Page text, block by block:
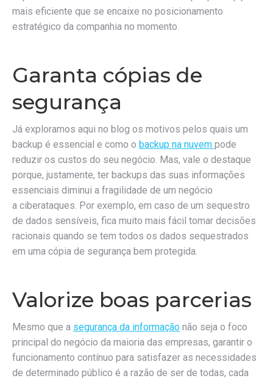
mais eficiente que se encaixe no posicionamento
estratégico da companhia no momento.
Garanta cópias de
segurança
Já exploramos aqui no blog os motivos pelos quais um
backup é essencial e como o backup na nuvem pode
reduzir os custos do seu negócio. Mas, vale o destaque
porque, justamente, ter backups das suas informações
essenciais diminui a fragilidade de um negócio
a ciberataques. Por exemplo, em caso de um sequestro
de dados sensíveis, fica muito mais fácil tomar decisões
racionais quando se tem todos os dados sequestrados
em uma cópia de segurança bem protegida.
Valorize boas parcerias
Mesmo que a segurança da informação não seja o foco
principal do negócio da maioria das empresas, garantir o
funcionamento contínuo para satisfazer as necessidades
de determinado público é a razão de ser de todas, cada